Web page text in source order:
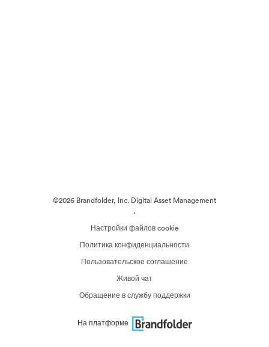
©2026 Brandfolder, Inc. Digital Asset Management
·
Настройки файлов cookie
Политика конфиденциальности
Пользовательское соглашение
Живой чат
Обращение в службу поддержки
На платформе